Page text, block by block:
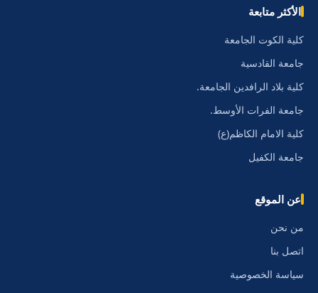
الأكثر متابعة
كلية الكوت الجامعة
جامعة القادسية
كلية بلاد الرافدين الجامعة.
جامعة الفرات الأوسط.
كلية الامام الكاظم(ع)
جامعة الكفيل
عن الموقع
من نحن
اتصل بنا
سياسة الخصوصية